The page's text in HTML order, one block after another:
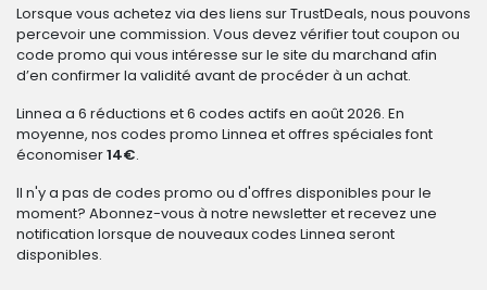
Lorsque vous achetez via des liens sur TrustDeals, nous pouvons
percevoir une commission. Vous devez vérifier tout coupon ou
code promo qui vous intéresse sur le site du marchand afin
d’en confirmer la validité avant de procéder à un achat.
Linnea a 6 réductions et 6 codes actifs en août 2026. En
moyenne, nos codes promo Linnea et offres spéciales font
économiser14€.
Il n'y a pas de codes promo ou d'offres disponibles pour le
moment? Abonnez-vous à notre newsletter et recevez une
notification lorsque de nouveaux codes Linnea seront
disponibles.